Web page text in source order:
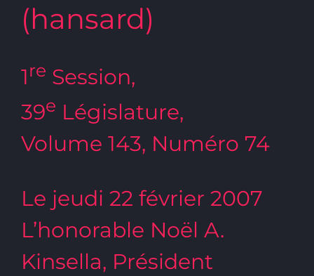
(hansard)
1re Session,
39e Législature,
Volume 143, Numéro 74
Le jeudi 22 février 2007
L’honorable Noël A.
Kinsella, Président